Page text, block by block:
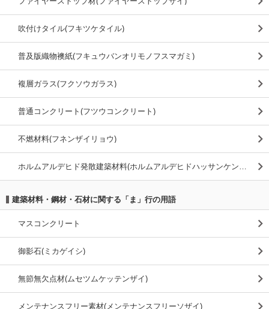
吹付けタイル(フキツケタイル)
普及版織物襖紙(フキュウバンオリモノフスマガミ)
複層ガラス(フクソウガラス)
普通コンクリート(フツウコンクリート)
不燃材料(フネンザイリョウ)
ホルムアルデヒド発散建築材料(ホルムアルデヒドハッサンケンチクザイリョウ)
建築材料・鋼材・石材に関する「ま」行の用語
マスコンクリート
御影石(ミカゲイシ)
無節無欠点材(ムセツムケッテンザイ)
メンテナンスフリー素材(メンテナンスフリーソザイ)